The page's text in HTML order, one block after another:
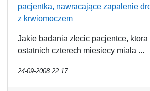
pacjentka, nawracające zapalenie
z krwiomoczem
Jakie badania zlecic pacjentce, ktora
ostatnich czterech miesiecy miala ...
24-09-2008 22:17